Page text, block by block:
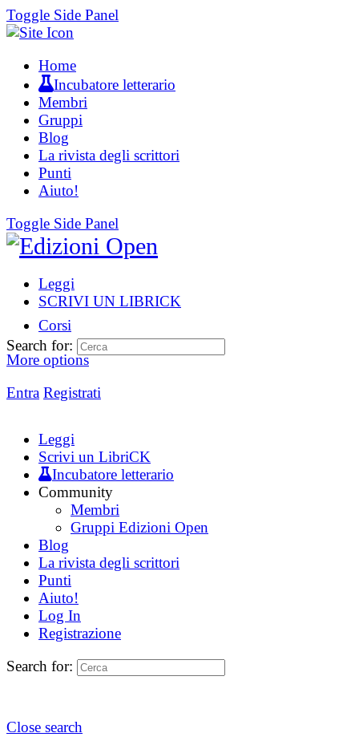
Toggle Side Panel
Home
Incubatore letterario
Membri
Gruppi
Blog
La rivista degli scrittori
Punti
Aiuto!
Toggle Side Panel
Leggi
SCRIVI UN LIBRICK
Corsi
More options
Entra Registrati
Search for:
Leggi
Scrivi un LibriCK
Incubatore letterario
Community
Membri
Gruppi Edizioni Open
Blog
La rivista degli scrittori
Punti
Aiuto!
Log In
Registrazione
Search for:
Close search